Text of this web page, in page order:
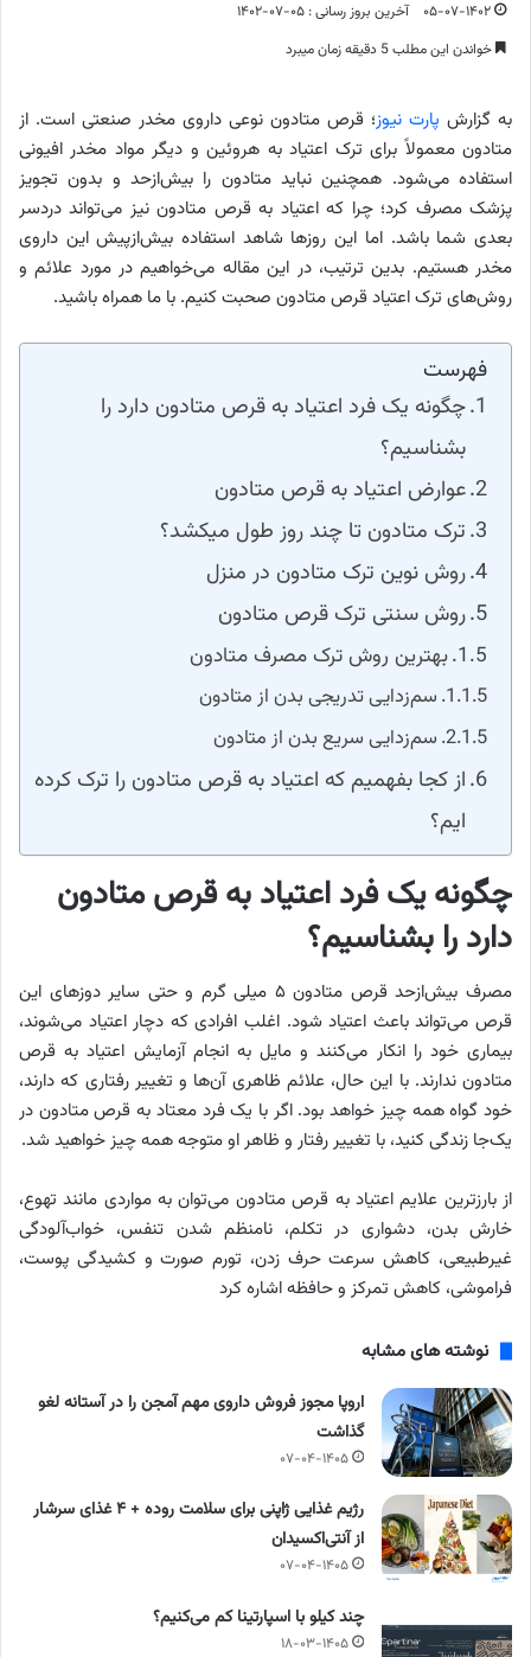
۰۵-۰۷-۱۴۰۲
آخرین بروز رسانی : ۰۵-۰۷-۱۴۰۲
خواندن این مطلب 5 دقیقه زمان میبرد
به گزارش پارت نیوز؛ قرص متادون نوعی داروی مخدر صنعتی است. از
متادون معمولاً برای ترک اعتیاد به هروئین و دیگر مواد مخدر افیونی
استفاده می‌شود. همچنین نباید متادون را بیش‌ازحد و بدون تجویز
پزشک مصرف کرد؛ چرا که اعتیاد به قرص متادون نیز می‌تواند دردسر
بعدی شما باشد. اما این روزها شاهد استفاده بیش‌ازپیش این داروی
مخدر هستیم. بدین ترتیب، در این مقاله می‌خواهیم در مورد علائم و
روش‌های ترک اعتیاد قرص متادون صحبت کنیم. با ما همراه باشید.
فهرست
چگونه یک فرد اعتیاد به قرص متادون دارد را
بشناسیم؟
عوارض اعتیاد به قرص متادون
ترک متادون تا چند روز طول میکشد؟
روش نوین ترک متادون در منزل
روش سنتی ترک قرص متادون
بهترین روش ترک مصرف متادون
سم‌زدایی تدریجی بدن از متادون
سم‌زدایی سریع بدن از متادون
از کجا بفهمیم که اعتیاد به قرص متادون را ترک کرده
ایم؟
چگونه یک فرد اعتیاد به قرص متادون
دارد را بشناسیم؟
مصرف بیش‌ازحد قرص متادون ۵ میلی گرم و حتی سایر دوزهای این
قرص می‌تواند باعث اعتیاد شود. اغلب افرادی که دچار اعتیاد می‌شوند،
بیماری خود را انکار می‌کنند و مایل به انجام آزمایش اعتیاد به قرص
متادون ندارند. با این حال، علائم ظاهری آن‌ها و تغییر رفتاری که دارند،
خود گواه همه چیز خواهد بود. اگر با یک فرد معتاد به قرص متادون در
یک‌جا زندگی کنید، با تغییر رفتار و ظاهر او متوجه همه چیز خواهید شد.
از بارزترین علایم اعتیاد به قرص متادون می‌توان به مواردی مانند تهوع،
خارش بدن، دشواری در تکلم، نامنظم شدن تنفس، خواب‌آلودگی
غیرطبیعی، کاهش سرعت حرف زدن، تورم صورت و کشیدگی پوست،
فراموشی، کاهش تمرکز و حافظه اشاره کرد
نوشته های مشابه
اروپا مجوز فروش داروی مهم آمجن را در آستانه لغو
گذاشت
۰۷-۰۴-۱۴۰۵
رژیم غذایی ژاپنی برای سلامت روده + ۴ غذای سرشار
از آنتی‌اکسیدان
۰۷-۰۴-۱۴۰۵
چند کیلو با اسپارتینا کم می‌کنیم؟
۱۸-۰۳-۱۴۰۵